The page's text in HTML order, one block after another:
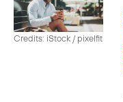
Credits: iStock / pixelfit